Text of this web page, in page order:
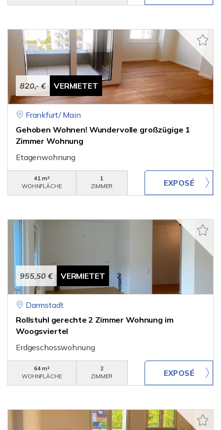
820,- € VERMIETET
Frankfurt/ Main
Gehoben Wohnen! Wundervolle großzügige 1
Zimmer Wohnung
Etagenwohnung
41 m²
WOHNFLÄCHE
1
ZIMMER
955,50 € VERMIETET
Darmstadt
Rollstuhl gerechte 2 Zimmer Wohnung im
Woogsviertel
Erdgeschosswohnung
64 m²
WOHNFLÄCHE
2
ZIMMER